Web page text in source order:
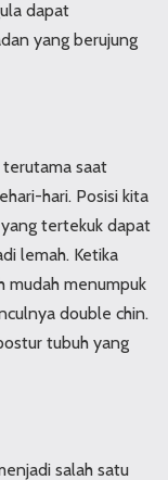
dapat
yang berujung
terutama saat
hari. Posisi kita
tertekuk dapat
lemah. Ketika
mudah menumpuk
double chin.
tubuh yang
salah satu